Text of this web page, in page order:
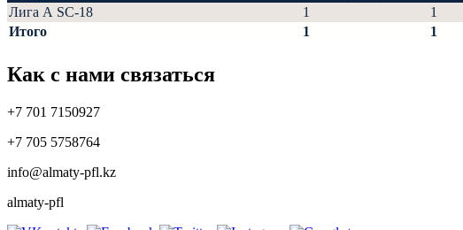
Лига А SC-18
1 1
Итого
1 1
Как с нами связаться
+7 701 7150927
+7 705 5758764
info@almaty-pfl.kz
almaty-pfl